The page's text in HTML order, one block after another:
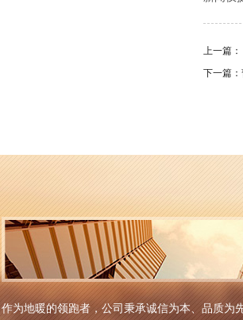
上一篇：
下一篇
作为地暖的领跑者，公司秉承诚信为本、品质为